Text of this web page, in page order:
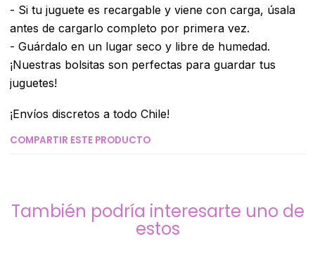
- Si tu juguete es recargable y viene con carga, úsala
antes de cargarlo completo por primera vez.
- Guárdalo en un lugar seco y libre de humedad.
¡Nuestras bolsitas son perfectas para guardar tus
juguetes!
¡Envíos discretos a todo Chile!
COMPARTIR ESTE PRODUCTO
También podría interesarte uno de
estos